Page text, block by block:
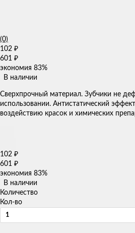
(0)
102 ₽
601 ₽
экономия 83%
В наличии
Сверхпрочный материал. Зубчики не
использовании. Антистатический
воздействию красок и химических
102 ₽
601 ₽
экономия 83%
В наличии
Количество
Кол-во